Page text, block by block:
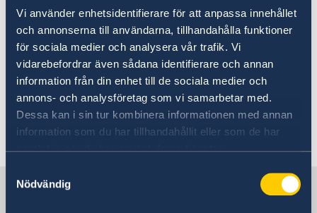
Vi använder enhetsidentifierare för att anpassa innehållet
och annonserna till användarna, tillhandahålla funktioner
för sociala medier och analysera vår trafik. Vi
vidarebefordrar även sådana identifierare och annan
information från din enhet till de sociala medier och
annons- och analysföretag som vi samarbetar med.
Dessa kan i sin tur kombinera informationen med annan
information som du har tillhandahållit eller som de har
samlat in när du har använt deras tjänster.
Nödvändig
14 апреля, в четверг, мы работаем до
15.00. Посольство будет закрыто 15 и
18 апреля в связи с празднованием
Пасхи.
Дипломатические